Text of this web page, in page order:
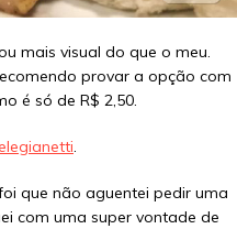
mais visual do que o meu.
provar a opção com
é só de R$ 2,50.
que não aguentei pedir uma
com uma super vontade de